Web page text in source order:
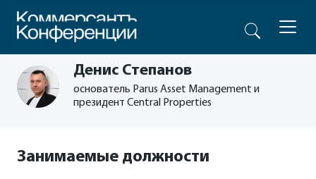
Денис Степанов
основатель Parus Asset Management и
президент Central Properties
Занимаемые должности